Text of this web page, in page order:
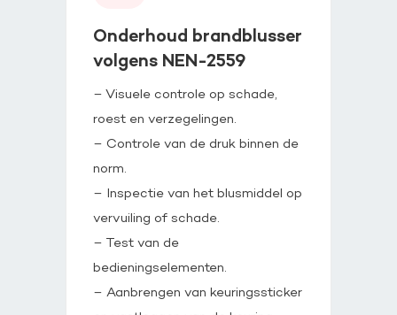
Onderhoud brandblusser
volgens NEN-2559
– Visuele controle op schade,
roest en verzegelingen.
– Controle van de druk binnen de
norm.
– Inspectie van het blusmiddel op
vervuiling of schade.
– Test van de
bedieningselementen.
– Aanbrengen van keuringssticker